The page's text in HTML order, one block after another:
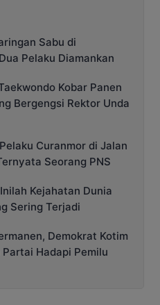
Sabu di
Pelaku Diamankan
Kobar Panen
Bergengsi Rektor Unda
Curanmor di Jalan
Seorang PNS
Kejahatan Dunia
Sering Terjadi
Demokrat Kotim
Hadapi Pemilu